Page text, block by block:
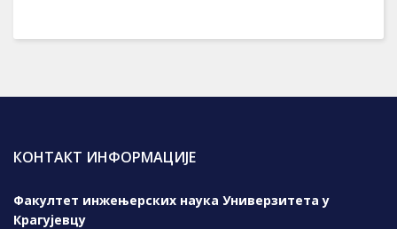
КОНТАКТ ИНФОРМАЦИЈЕ
Факултет инжењерских наука Универзитета у
Крагујевцу